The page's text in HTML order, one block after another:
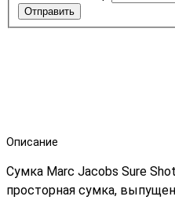
Отправить
Описание
Сумка Marc Jacobs Sure
просторная сумка,